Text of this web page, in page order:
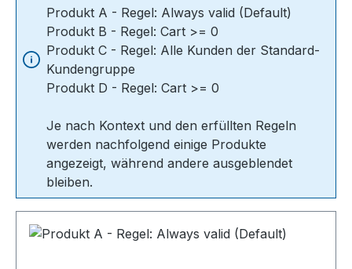
Produkt A - Regel: Always valid (Default)
Produkt B - Regel: Cart >= 0
Produkt C - Regel: Alle Kunden der Standard-
Kundengruppe
Produkt D - Regel: Cart >= 0
Je nach Kontext und den erfüllten Regeln
werden nachfolgend einige Produkte
angezeigt, während andere ausgeblendet
bleiben.